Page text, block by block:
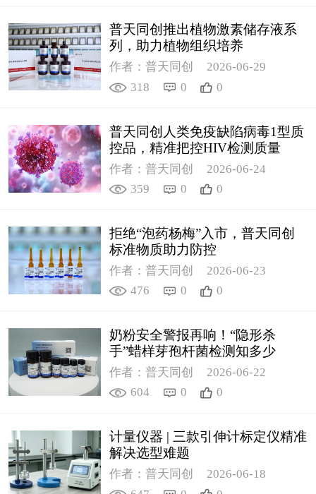
普天同创推出植物激素储存液系
列，助力植物组织培养
作者：普天同创
2026-06-29
318
0 0
普天同创人类免疫缺陷病毒1型质
控品，精准把控HIV检测质量
作者：普天同创
2026-06-24
359
0 0
拒绝“泡药杨梅”入市，普天同创
标准物质助力防控
作者：普天同创
2026-06-23
476
0 0
奶粉安全警报再响！“隐形杀
手”蜡样芽孢杆菌检测知多少
作者：普天同创
2026-06-22
604
0 0
计量仪器 | 三款引伸计标定仪精准
解决选型难题
作者：普天同创
2026-06-18